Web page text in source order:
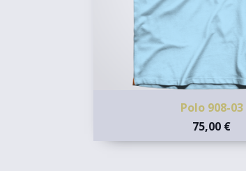
Polo 908-03
75,00 €